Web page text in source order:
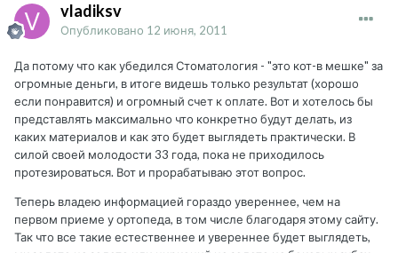
vladiksv
Опубликовано 12 июня, 2011
Да потому что как убедился Стоматология - "это кот-в мешке" за
огромные деньги, в итоге видешь только результат (хорошо
если понравится) и огромный счет к оплате. Вот и хотелось бы
представлять максимально что конкретно будут делать, из
каких материалов и как это будет выглядеть практически. В
силой своей молодости 33 года, пока не приходилось
протезироваться. Вот и прорабатываю этот вопрос.
Теперь владею информацией гораздо увереннее, чем на
первом приеме у ортопеда, в том числе благодаря этому сайту.
Так что все такие естественнее и увереннее будет выглядеть,